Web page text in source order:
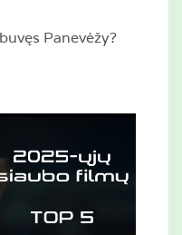
Panevėžy?